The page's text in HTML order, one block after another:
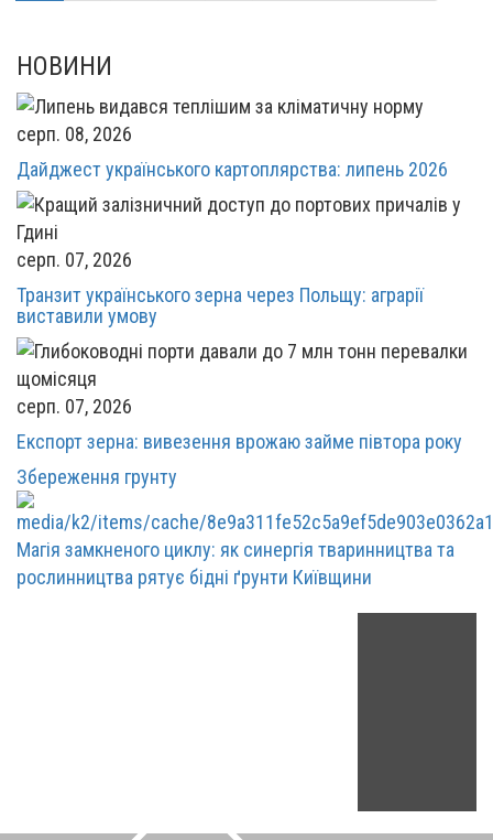
НОВИНИ
серп. 08, 2026
Дайджест українського картоплярства: липень 2026
серп. 07, 2026
Транзит українського зерна через Польщу: аграрії
виставили умову
серп. 07, 2026
Експорт зерна: вивезення врожаю займе півтора року
Збереження грунту
Магія замкненого циклу: як синергія тваринництва та
рослинництва рятує бідні ґрунти Київщини